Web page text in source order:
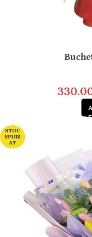
STOC
EPUIZ
AT